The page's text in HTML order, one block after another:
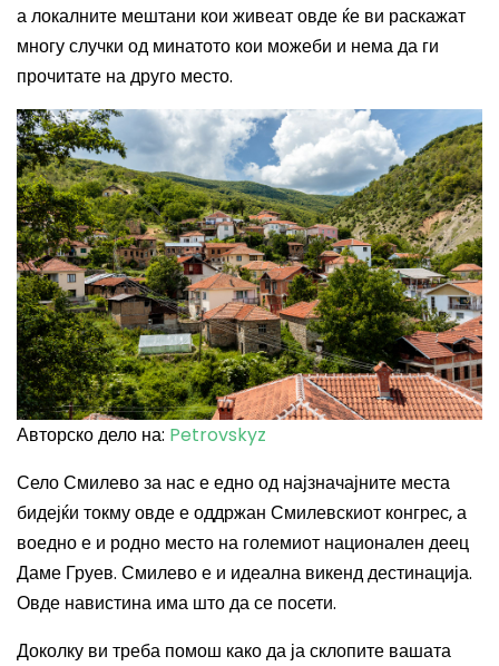
а локалните мештани кои живеат овде ќе ви раскажат
многу случки од минатото кои можеби и нема да ги
прочитате на друго место.
Авторско дело на: Petrovskyz
Село Смилево за нас е едно од најзначајните места
бидејќи токму овде е оддржан Смилевскиот конгрес, а
воедно е и родно место на големиот национален деец
Даме Груев. Смилево е и идеална викенд дестинација.
Овде навистина има што да се посети.
Доколку ви треба помош како да ја склопите вашата